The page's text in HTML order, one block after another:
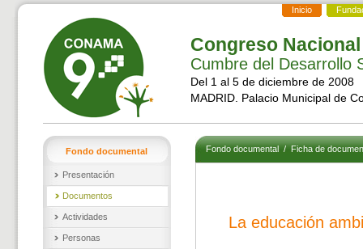
Inicio
Congreso
Cumbre del Desarrollo
Del 1 al 5 de diciembre de 2008
MADRID. Palacio Municipal de
Fondo documental
Presentación
Documentos
Actividades
Personas
Fondo documental/Ficha de
La educación